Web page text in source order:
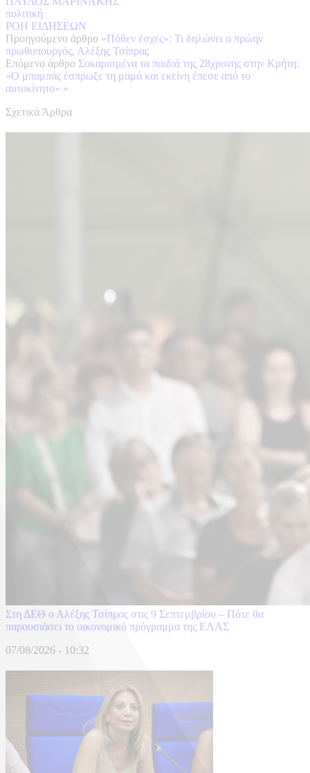
πολιτική
ΡΟΗ ΕΙΔΗΣΕΩΝ
Προηγούμενο άρθρο «Πόθεν έσχες»: Τι δηλώνει ο πρώην
πρωθυπουργός, Αλέξης Τσίπρας
Επόμενο άρθρο Σοκαρισμένα τα παιδιά της 28χρονης στην Κρήτη:
«Ο μπαμπάς έσπρωξε τη μαμά και εκείνη έπεσε από το
αυτοκίνητο» »
Σχετικά Άρθρα
Στη ΔΕΘ ο Αλέξης Τσίπρας στις 9 Σεπτεμβρίου – Πότε θα
παρουσιάσει το οικονομικό πρόγραμμα της ΕΛΑΣ
07/08/2026 - 10:32